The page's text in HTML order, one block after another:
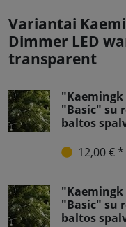
Variantai
Dimmer LED
transparent
"Basic" su
baltos
12,00 € *
"Basic" su
baltos